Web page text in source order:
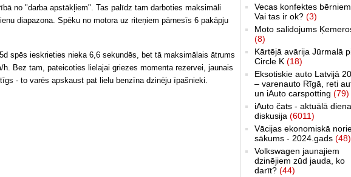
no "darba apstākļiem". Tas palīdz tam darboties maksimāli
diapazona. Spēku no motora uz riteņiem pārnesīs 6 pakāpju
spēs ieskrieties nieka 6,6 sekundēs, bet tā maksimālais ātrums
Bez tam, pateicoties lielajai griezes momenta rezervei, jaunais
- to varēs apskaust pat lielu benzīna dzinēju īpašnieki.
Vecas konfektes
Vai tas ir ok? (3)
Moto salidojums
(8)
Kārtējā avārija Jūrmalā
Circle K (18)
Eksotiskie auto Latvijā
– varenauto Rīgā, reti
un iAuto carspotting (79)
iAuto čats - aktuālā
diskusija (6011)
Vācijas ekonomiskā
sākums - 2024.gads (48)
Volkswagen jaunajiem
dzinējiem zūd jauda, ko
darīt? (44)